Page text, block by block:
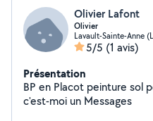
Olivier Lafont
Olivier
Lavault-Sainte-Anne
5/5 (1 avis)
Présentation
BP en Placot peinture sol
c'est-moi un Messages